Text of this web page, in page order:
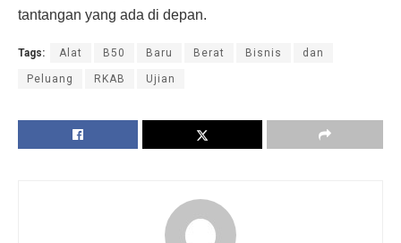
tantangan yang ada di depan.
Tags: Alat B50 Baru Berat Bisnis dan
Peluang RKAB Ujian